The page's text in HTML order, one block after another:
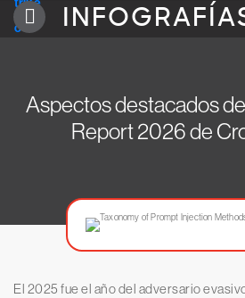
Aspectos destacados
Report 2026 de
El 2025 fue el año del adversario